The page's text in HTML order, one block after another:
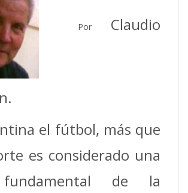
Por Claudio
el fútbol, más que
es considerado una
de la